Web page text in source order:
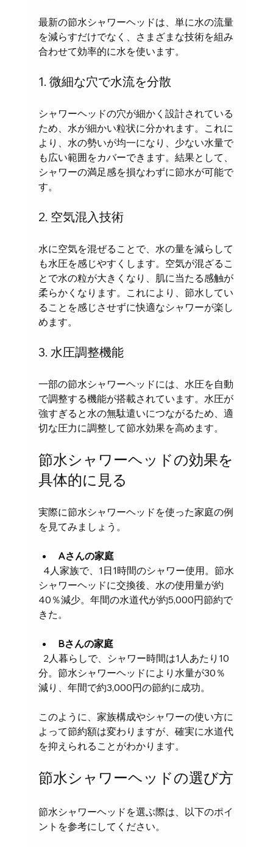
最新の節水シャワーヘッドは、単に水の流量
を減らすだけでなく、さまざまな技術を組み
合わせて効率的に水を使います。
1. 微細な穴で水流を分散
シャワーヘッドの穴が細かく設計されている
ため、水が細かい粒状に分かれます。これに
より、水の勢いが均一になり、少ない水量で
も広い範囲をカバーできます。結果として、
シャワーの満足感を損なわずに節水が可能で
す。
2. 空気混入技術
水に空気を混ぜることで、水の量を減らして
も水圧を感じやすくします。空気が混ざるこ
とで水の粒が大きくなり、肌に当たる感触が
柔らかくなります。これにより、節水してい
ることを感じさせずに快適なシャワーが楽し
めます。
3. 水圧調整機能
一部の節水シャワーヘッドには、水圧を自動
で調整する機能が搭載されています。水圧が
強すぎると水の無駄遣いにつながるため、適
切な圧力に調整して節水効果を高めます。
節水シャワーヘッドの効果を
具体的に見る
実際に節水シャワーヘッドを使った家庭の例
を見てみましょう。
Aさんの家庭
シャワーヘッドに交換後、水の使用量が約
40％減少。年間の水道代が約5,000円節約で
きた。
Bさんの家庭
分。節水シャワーヘッドにより水量が30％
減り、年間で約3,000円の節約に成功。
このように、家族構成やシャワーの使い方に
よって節約額は変わりますが、確実に水道代
を抑えられることがわかります。
節水シャワーヘッドの選び方
節水シャワーヘッドを選ぶ際は、以下のポイ
ントを参考にしてください。